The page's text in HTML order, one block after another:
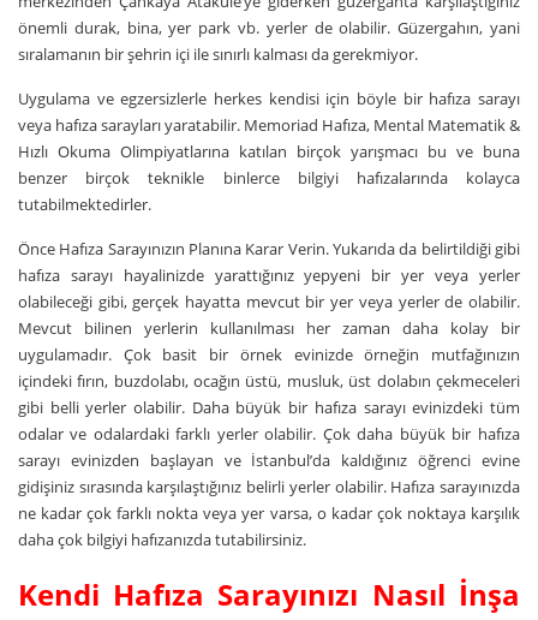
önemli durak, bina, yer park vb. yerler de olabilir. Güzergahın, yani
sıralamanın bir şehrin içi ile sınırlı kalması da gerekmiyor.
Uygulama ve egzersizlerle herkes kendisi için böyle bir hafıza sarayı
veya hafıza sarayları yaratabilir. Memoriad Hafıza, Mental Matematik &
Hızlı Okuma Olimpiyatlarına katılan birçok yarışmacı bu ve buna
benzer birçok teknikle binlerce bilgiyi hafızalarında kolayca
tutabilmektedirler.
Önce Hafıza Sarayınızın Planına Karar Verin. Yukarıda da belirtildiği gibi
hafıza sarayı hayalinizde yarattığınız yepyeni bir yer veya yerler
olabileceği gibi, gerçek hayatta mevcut bir yer veya yerler de olabilir.
Mevcut bilinen yerlerin kullanılması her zaman daha kolay bir
uygulamadır. Çok basit bir örnek evinizde örneğin mutfağınızın
içindeki fırın, buzdolabı, ocağın üstü, musluk, üst dolabın çekmeceleri
gibi belli yerler olabilir. Daha büyük bir hafıza sarayı evinizdeki tüm
odalar ve odalardaki farklı yerler olabilir. Çok daha büyük bir hafıza
sarayı evinizden başlayan ve İstanbul’da kaldığınız öğrenci evine
gidişiniz sırasında karşılaştığınız belirli yerler olabilir. Hafıza sarayınızda
ne kadar çok farklı nokta veya yer varsa, o kadar çok noktaya karşılık
daha çok bilgiyi hafızanızda tutabilirsiniz.
Kendi Hafıza Sarayınızı Nasıl İnşa